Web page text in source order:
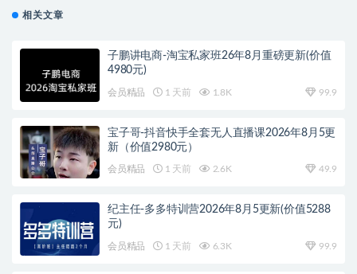
相关文章
子鹏讲电商-淘宝私家班26年8月重磅更新(价值
4980元)
会员精品 1 天前 1.8K 99.9
宝子哥-抖音快手全套无人直播课2026年8月5更
新（价值2980元）
会员精品 1 天前 2.6K 49.9
纪主任-多多特训营2026年8月5更新(价值5288
元)
会员精品 1 天前 6.3K 99.9